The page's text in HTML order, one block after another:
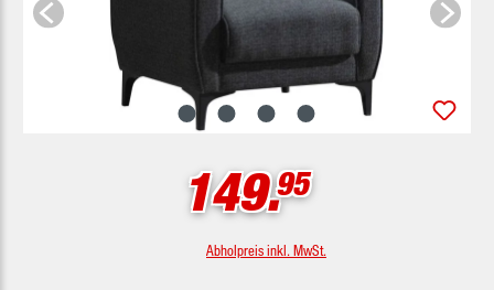
149.95
Abholpreis inkl. MwSt.